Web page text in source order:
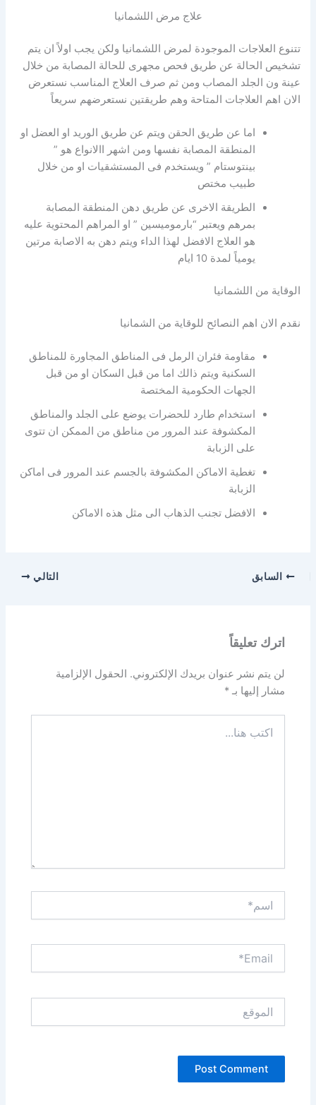
علاج مرض اللشمانيا
تتنوع العلاجات الموجودة لمرض اللشمانيا ولكن يجب اولاً ان يتم
تشخيص الحالة عن طريق فحص مجهرى للحالة المصابة من خلال
عينة ون الجلد المصاب ومن ثم صرف العلاج المناسب نستعرض
الان اهم العلاجات المتاحة وهم طريقتين نستعرضهم سريعاً
اما عن طريق الحقن ويتم عن طريق الوريد او العضل او
المنطقة المصابة نفسها ومن اشهر االانواع هو ”
بينتوستام ” ويستخدم فى المستشقيات او من خلال
طبيب مختص
الطريقة الاخرى عن طريق دهن المنطقة المصابة
بمرهم ويعتبر “بارموميسين ” او المراهم المحتوية عليه
هو العلاج الافضل لهذا الداء ويتم دهن به الاصابة مرتين
يومياً لمدة 10 ايام
الوقاية من اللشمانيا
نقدم الان اهم النصائح للوقاية من الشمانيا
مقاومة فئران الرمل فى المناطق المجاورة للمناطق
السكنية ويتم ذالك اما من قبل السكان او من قبل
الجهات الحكومية المختصة
استخدام طارد للحضرات يوضع على الجلد والمناطق
المكشوفة عند المرور من مناطق من الممكن ان تتوى
على الزبابة
تغطية الاماكن المكشوفة بالجسم عند المرور فى اماكن
الزبابة
الافضل تجنب الذهاب الى مثل هذه الاماكن
السابق التالي
اترك تعليقاً
لن يتم نشر عنوان بريدك الإلكتروني. الحقول الإلزامية
مشار إليها بـ*
هنا...